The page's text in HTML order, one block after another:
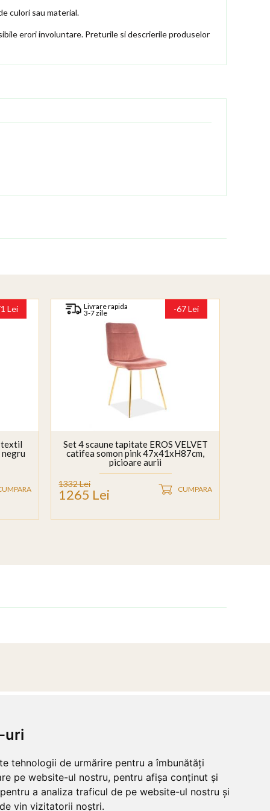
uri
tehnologii de urmărire pentru a îmbunătăți
pe website-ul nostru, pentru afișa conținut și
a analiza traficul de pe website-ul nostru și
vin vizitatorii noștri.
culori sau material.
erori involuntare. Preturile si descrierile produselor
Lei
textil
Livrare rapida
3-7 zile -67 Lei
Set 4 scaune tapitate EROS VELVET
catifea somon pink 47x41xH87cm,
picioare aurii
1332 Lei
1265 Lei CUMPARA
ESHOP
CREARE CONT NOU
LOGIN CLIENTI
RECUPERARE PAROLA